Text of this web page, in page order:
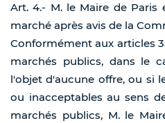
Art. 4.- M. le Maire de
marché après avis de la
Conformément aux articles
marchés publics, dans le
l'objet d'aucune offre, ou si
ou inacceptables au sens
marchés publics, M. le